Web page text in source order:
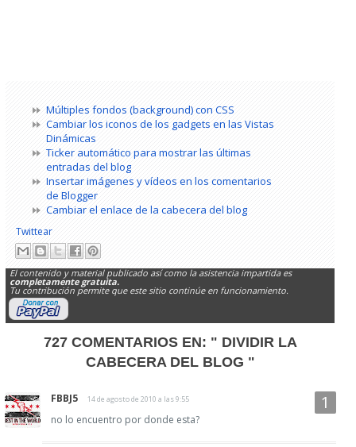
Múltiples fondos (background) con CSS
Cambiar los iconos de los gadgets en las Vistas
Dinámicas
Ticker automático para mostrar las últimas
entradas del blog
Insertar imágenes y vídeos en los comentarios
de Blogger
Cambiar el enlace de la cabecera del blog
Twittear
El contenido y material publicado así como la asistencia impartida es
completamente gratuita.
Tu contribución permite que este sitio continúe en funcionamiento.
727 COMENTARIOS EN: " DIVIDIR LA
CABECERA DEL BLOG "
FBBJ5 14 de agosto de 2010 a las 9:55
no lo encuentro por donde esta?